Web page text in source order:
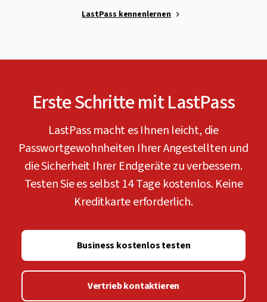
LastPass kennenlernen
Erste Schritte mit LastPass
LastPass macht es Ihnen leicht, die
Passwortgewohnheiten Ihrer Angestellten und
die Sicherheit Ihrer Endgeräte zu verbessern.
Testen Sie es selbst 14 Tage kostenlos. Keine
Kreditkarte erforderlich.
Business kostenlos testen
Vertrieb kontaktieren